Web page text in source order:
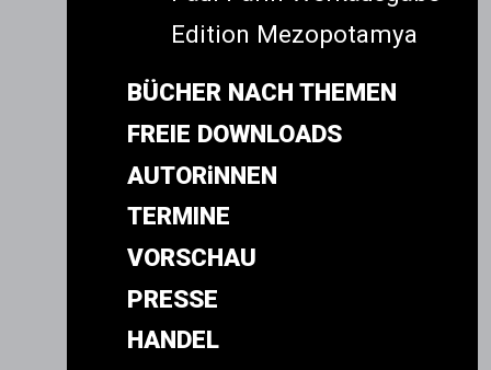
Edition Mezopotamya
BÜCHER NACH THEMEN
FREIE DOWNLOADS
AUTORiNNEN
TERMINE
VORSCHAU
PRESSE
HANDEL